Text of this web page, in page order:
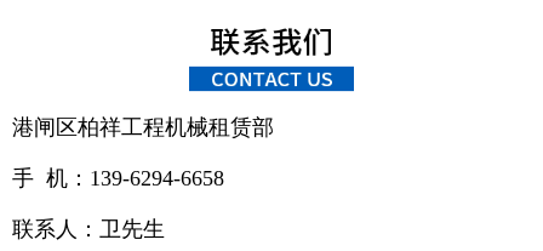
港闸区柏祥工程机械租赁部
手 机：139-6294-6658
联系人：卫先生